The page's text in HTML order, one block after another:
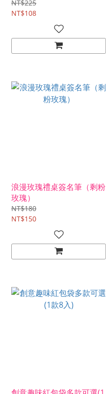
NT$225
NT$108
浪漫玫瑰禮桌簽名筆（剩粉
玫瑰）
NT$180
NT$150